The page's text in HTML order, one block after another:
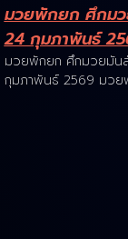
มวยพักยก ศึกมว
24 กุมภาพันธ์
มวยพักยก ศึกมวยมัน
กุมภาพันธ์ 2569 มวย